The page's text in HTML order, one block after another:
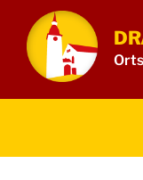
Inhalt
springen